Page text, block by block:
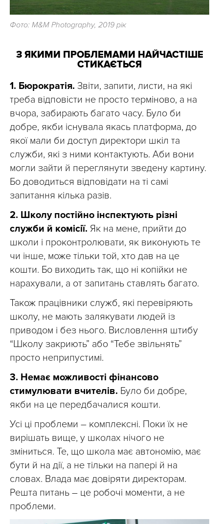
Фото: М&М Photography, 2019 рік
З ЯКИМИ ПРОБЛЕМАМИ НАЙЧАСТІШЕ
СТИКАЄТЬСЯ
1. Бюрократія. Звіти, запити, листи, на які
треба відповісти не просто терміново, а на
вчора, забирають багато часу. Було би
добре, якби існувала якась платформа, до
якої мали би доступ директори шкіл та
служби, які з ними контактують. Аби вони
могли зайти й переглянути зведену картину.
Бо доводиться відповідати на ті самі
запитання кілька разів.
2. Школу постійно інспектують різні
служби й комісії. Як на мене, прийти до
школи і проконтролювати, як виконують те
чи інше, може тільки той, хто дав на це
кошти. Бо виходить так, що ні копійки не
нарахували, а от запитань ставлять багато.
Також працівники служб, які перевіряють
школу, не мають залякувати людей із
приводом і без нього. Висловлення штибу
“Школу закриють” або “Тебе звільнять”
просто неприпустимі.
3. Немає можливості фінансово
стимулювати вчителів. Було би добре,
якби на це передбачалися кошти.
Усі ці проблеми – комплексні. Поки їх не
вирішать вище, у школах нічого не
зміниться. Те, що школа має автономію, має
бути й на дії, а не тільки на папері й на
словах. Влада має довіряти директорам.
Решта питань – це робочі моменти, а не
проблеми.